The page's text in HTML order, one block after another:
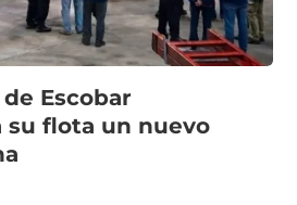
Escobar
su flota un nuevo